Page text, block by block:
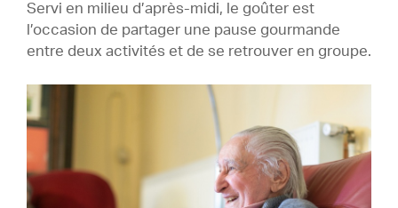
Servi en milieu d’après-midi, le goûter est
l’occasion de partager une pause gourmande
entre deux activités et de se retrouver en groupe.